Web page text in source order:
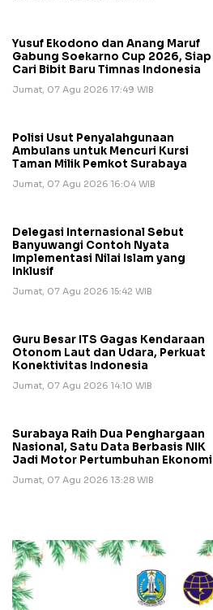
Yusuf Ekodono dan Anang Maruf
Gabung Soekarno Cup 2026, Siap
Cari Bibit Baru Timnas Indonesia
Jumat, 07 Agu 2026 17:49 WIB
Polisi Usut Penyalahgunaan
Ambulans untuk Mencuri Kursi
Taman Milik Pemkot Surabaya
Jumat, 07 Agu 2026 16:04 WIB
Delegasi Internasional Sebut
Banyuwangi Contoh Nyata
Implementasi Nilai Islam yang
Inklusif
Jumat, 07 Agu 2026 15:42 WIB
Guru Besar ITS Gagas Kendaraan
Otonom Laut dan Udara, Perkuat
Konektivitas Indonesia
Jumat, 07 Agu 2026 14:10 WIB
Surabaya Raih Dua Penghargaan
Nasional, Satu Data Berbasis NIK
Jadi Motor Pertumbuhan Ekonomi
Jumat, 07 Agu 2026 13:28 WIB